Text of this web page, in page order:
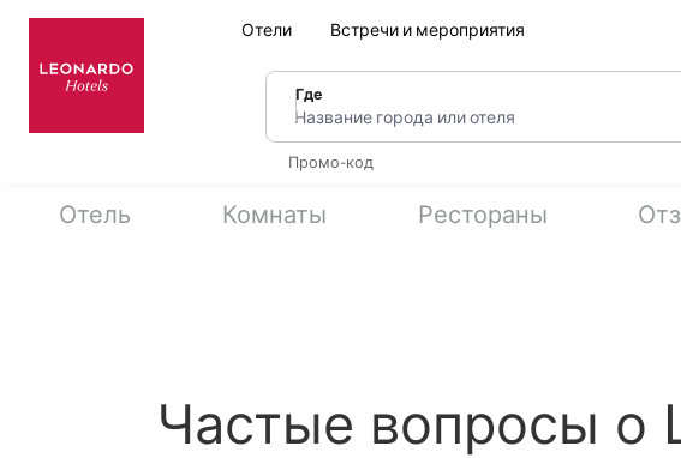
Отели Встречи и мероприятия
Где
Название города или отеля
Промо-код
Отель Комнаты Рестораны
Частые вопросы о